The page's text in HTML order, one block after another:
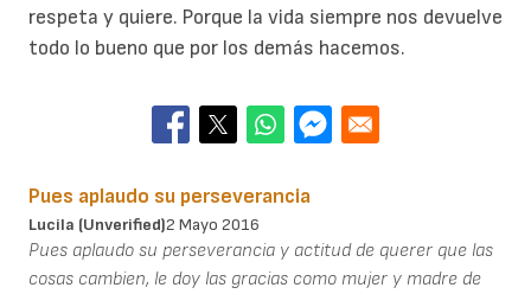
respeta y quiere. Porque la vida siempre nos devuelve
todo lo bueno que por los demás hacemos.
Pues aplaudo su perseverancia
Lucila (unverified)2 Mayo 2016
Pues aplaudo su perseverancia y actitud de querer que las
cosas cambien, le doy las gracias como mujer y madre de